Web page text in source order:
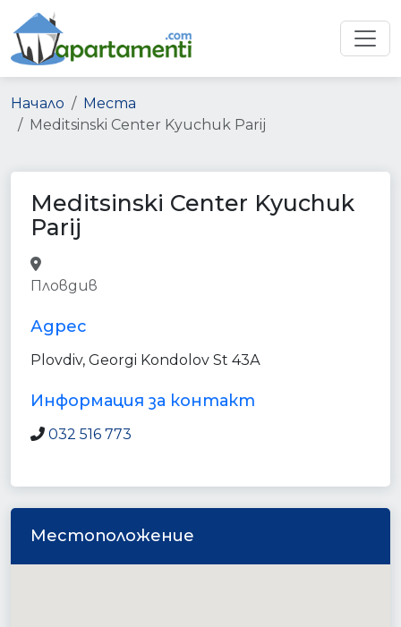
Начало
Места
Meditsinski Center Kyuchuk Parij
Meditsinski Center Kyuchuk
Parij
Пловдив
Адрес
Plovdiv, Georgi Kondolov St 43А
Информация за контакт
032 516 773
Местоположение